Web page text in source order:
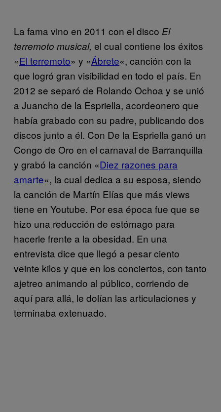
La fama vino en 2011 con el disco El
terremoto musical, el cual contiene los éxitos
«El terremoto» y «Ábrete«, canción con la
que logró gran visibilidad en todo el país. En
2012 se separó de Rolando Ochoa y se unió
a Juancho de la Espriella, acordeonero que
había grabado con su padre, publicando dos
discos junto a él. Con De la Espriella ganó un
Congo de Oro en el carnaval de Barranquilla
y grabó la canción «Diez razones para
amarte«, la cual dedica a su esposa, siendo
la canción de Martín Elías que más views
tiene en Youtube. Por esa época fue que se
hizo una reducción de estómago para
hacerle frente a la obesidad. En una
entrevista dice que llegó a pesar ciento
veinte kilos y que en los conciertos, con tanto
ajetreo animando al público, corriendo de
aquí para allá, le dolían las articulaciones y
terminaba extenuado.